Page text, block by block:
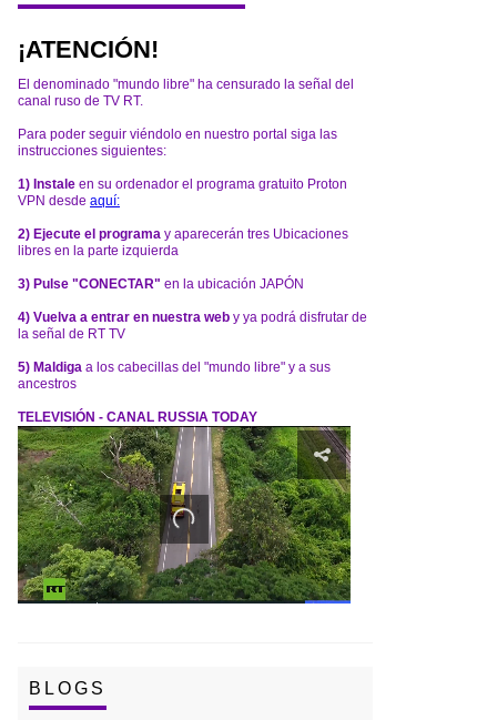
¡ATENCIÓN!
El denominado "mundo libre" ha censurado la señal del
canal ruso de TV RT.
Para poder seguir viéndolo en nuestro portal siga las
instrucciones siguientes:
1) Instale en su ordenador el programa gratuito Proton
VPN desde aquí:
2) Ejecute el programa y aparecerán tres Ubicaciones
libres en la parte izquierda
3) Pulse "CONECTAR" en la ubicación JAPÓN
4) Vuelva a entrar en nuestra web y ya podrá disfrutar de
la señal de RT TV
5) Maldiga a los cabecillas del "mundo libre" y a sus
ancestros
TELEVISIÓN - CANAL RUSSIA TODAY
BLOGS